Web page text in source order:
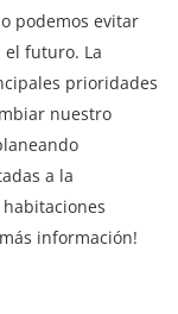
podemos evitar
futuro. La
prioridades
nuestro
a la
información!